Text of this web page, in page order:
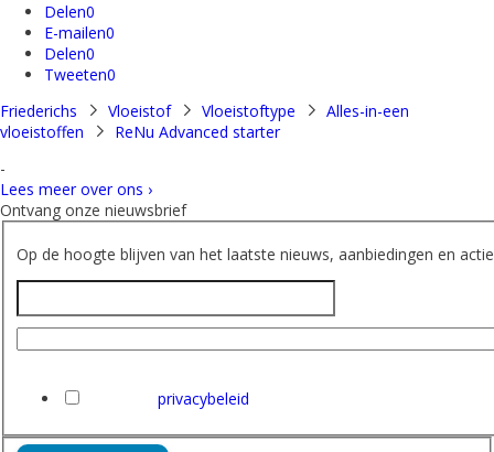
Delen0
E-mailen0
Delen0
Tweeten0
Friederichs
Vloeistof Vloeistoftype
Alles-in-een
vloeistoffen
ReNu Advanced starter
-
Lees meer over ons ›
Ontvang onze nieuwsbrief
Op de hoogte blijven van het laatste nieuws, aanbiedingen en
privacybeleid